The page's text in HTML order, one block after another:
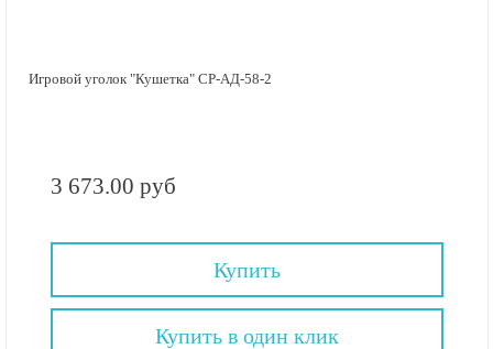
Игровой уголок "Кушетка" СР-АД-58-2
3 673.00 руб
Купить
Купить в один клик